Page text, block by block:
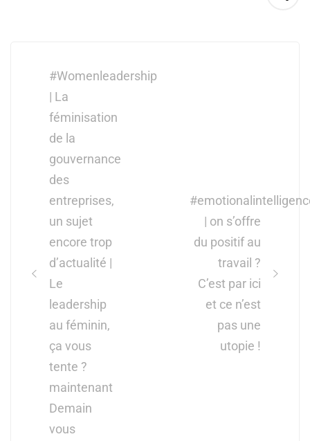
#Womenleadership
| La
féminisation
de la
gouvernance
des
entreprises,
un sujet
encore trop
d’actualité |
Le
leadership
au féminin,
ça vous
tente ?
maintenant
Demain
vous
| on s’offre
du positif au
travail ?
C’est par ici
et ce n’est
pas une
utopie !